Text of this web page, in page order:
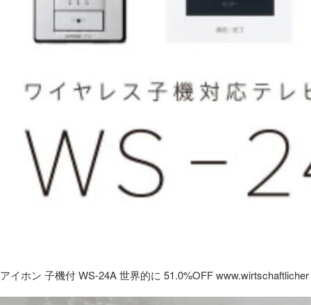
アイホン 子機付 WS-24A 世界的に 51.0%OFF www.wirtschaftlicher